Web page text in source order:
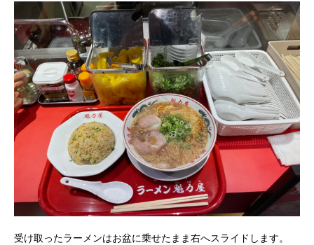
受け取ったラーメンはお盆に乗せたまま右へスライドします。